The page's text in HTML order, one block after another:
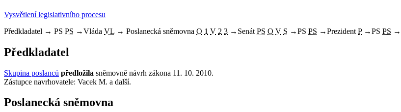
Vysvětlení legislativního procesu
Předkladatel → PS PS →Vláda VL → Poslanecká sněmovna O 1 V 2 3 → Senát PS O V S →PS PS →Prezident P →PS PS →
Předkladatel
Skupina poslanců předložila sněmovně návrh zákona 11. 10. 2010.
Zástupce navrhovatele: Vacek M. a další.
Poslanecká sněmovna